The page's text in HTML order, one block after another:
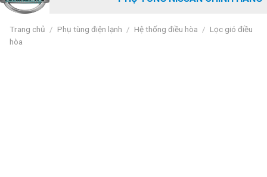
Trang chủ / Phụ tùng điện lạnh / Hệ thống điều hòa / Lọc gió điều
hòa